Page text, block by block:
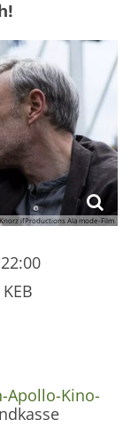
ifProductions Ala mode-Film
Apollo-Kino-